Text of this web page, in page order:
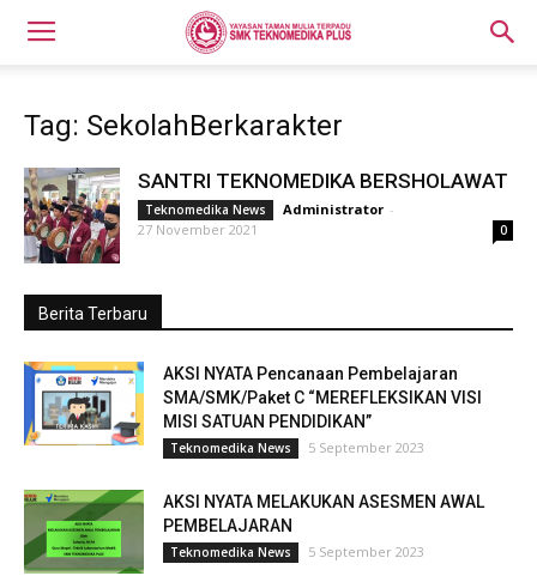
Tag: SekolahBerkarakter
SANTRI TEKNOMEDIKA BERSHOLAWAT
Teknomedika News Administrator -
27 November 2021
0
Berita Terbaru
AKSI NYATA Pencanaan Pembelajaran
SMA/SMK/Paket C “MEREFLEKSIKAN VISI
MISI SATUAN PENDIDIKAN”
Teknomedika News 5 September 2023
AKSI NYATA MELAKUKAN ASESMEN AWAL
PEMBELAJARAN
Teknomedika News 5 September 2023